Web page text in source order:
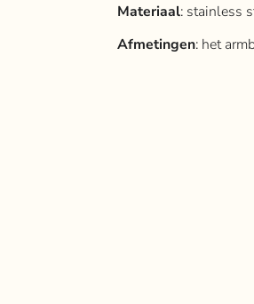
Materiaal: stainless
Afmetingen: het